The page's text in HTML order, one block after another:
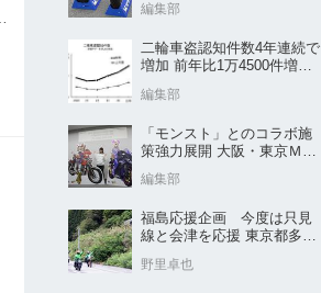
売
編集部
二輪車盗認知件数4年連続で
増加 前年比1万4500件増／
編集部
「モンスト」とのコラボ施
策強力展開 大阪・東京ＭＣ
編集部
福島応援企画 今度は只見
線と会津を応援 東京都多摩
野里卓也